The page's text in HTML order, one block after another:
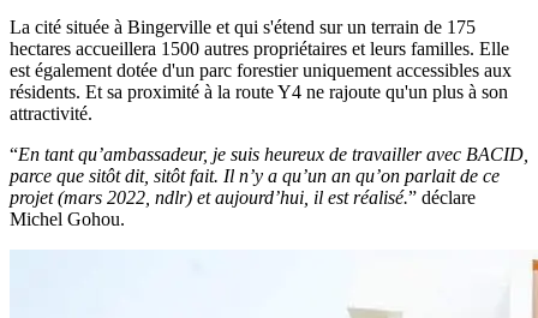
La cité située à Bingerville et qui s'étend sur un terrain de 175
hectares accueillera 1500 autres propriétaires et leurs familles. Elle
est également dotée d'un parc forestier uniquement accessibles aux
résidents. Et sa proximité à la route Y4 ne rajoute qu'un plus à son
attractivité.
“En tant qu’ambassadeur, je suis heureux de travailler avec BACID,
parce que sitôt dit, sitôt fait. Il n’y a qu’un an qu’on parlait de ce
projet (mars 2022, ndlr) et aujourd’hui, il est réalisé.” déclare
Michel Gohou.